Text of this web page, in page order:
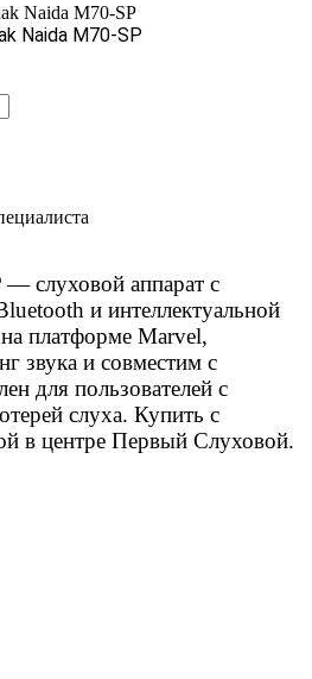
Naida M70-SP
Naida M70-SP
слуховой аппарат с
и интеллектуальной
платформе Marvel,
звука и совместим с
для пользователей с
слуха. Купить с
в центре Первый Слуховой.